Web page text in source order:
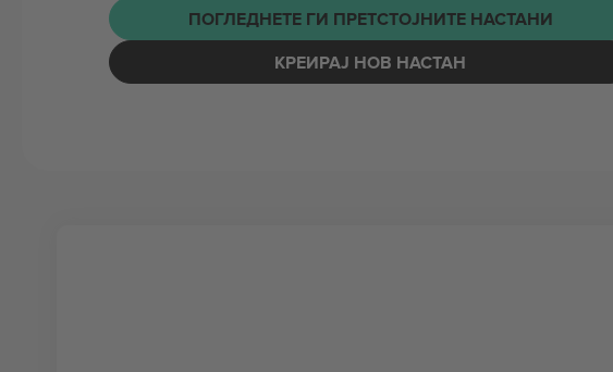
ПОГЛЕДНЕТЕ ГИ ПРЕТСТОЈНИТЕ НАСТАНИ
КРЕИРАЈ НОВ НАСТАН